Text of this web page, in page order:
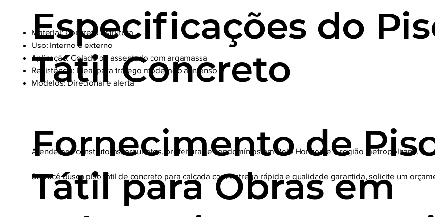
Especificações do
Tátil Concreto
Material: Concreto estrutural
Uso: Interno e externo
Aplicação: Colado ou assentado com argamassa
Resistência: Ideal para tráfego moderado a intenso
Modelos: Direcional e alerta
Fornecimento de
Tátil para Obras em
Atendemos construtoras, arquitetos, prefeituras e condomínios em Belo Horizonte e região metropolitana.
Se você busca piso tátil de concreto para calçada com entrega rápida e qualidade garantida, solicite um